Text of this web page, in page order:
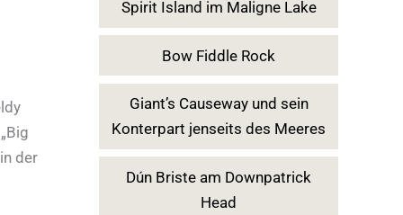
der
Spirit Island im Maligne Lake
Bow Fiddle Rock
Giant’s Causeway und sein
Konterpart jenseits des Meeres
Dún Briste am Downpatrick
Head